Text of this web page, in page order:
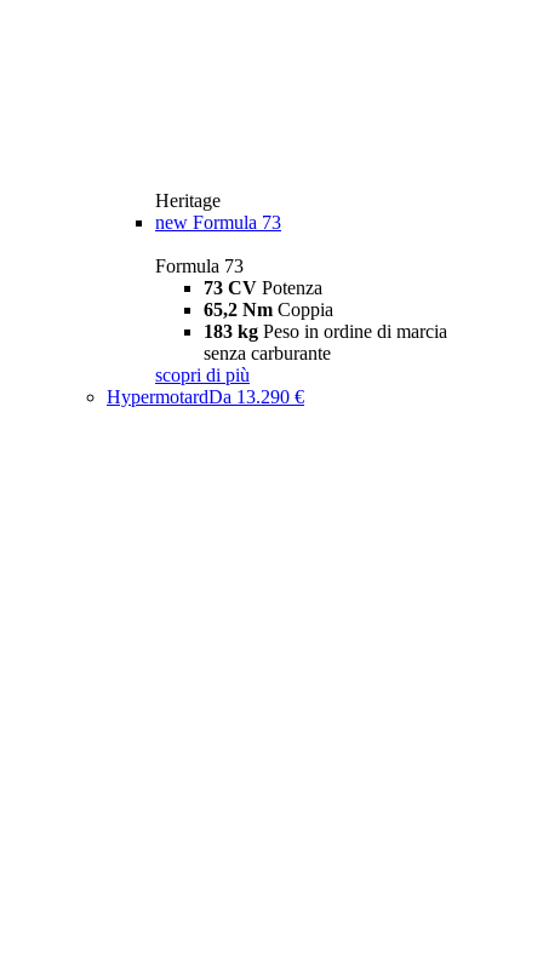
Heritage
new Formula 73
Formula 73
73 CV Potenza
65,2 Nm Coppia
183 kg Peso in ordine di marcia
senza carburante
scopri di più
HypermotardDa 13.290 €